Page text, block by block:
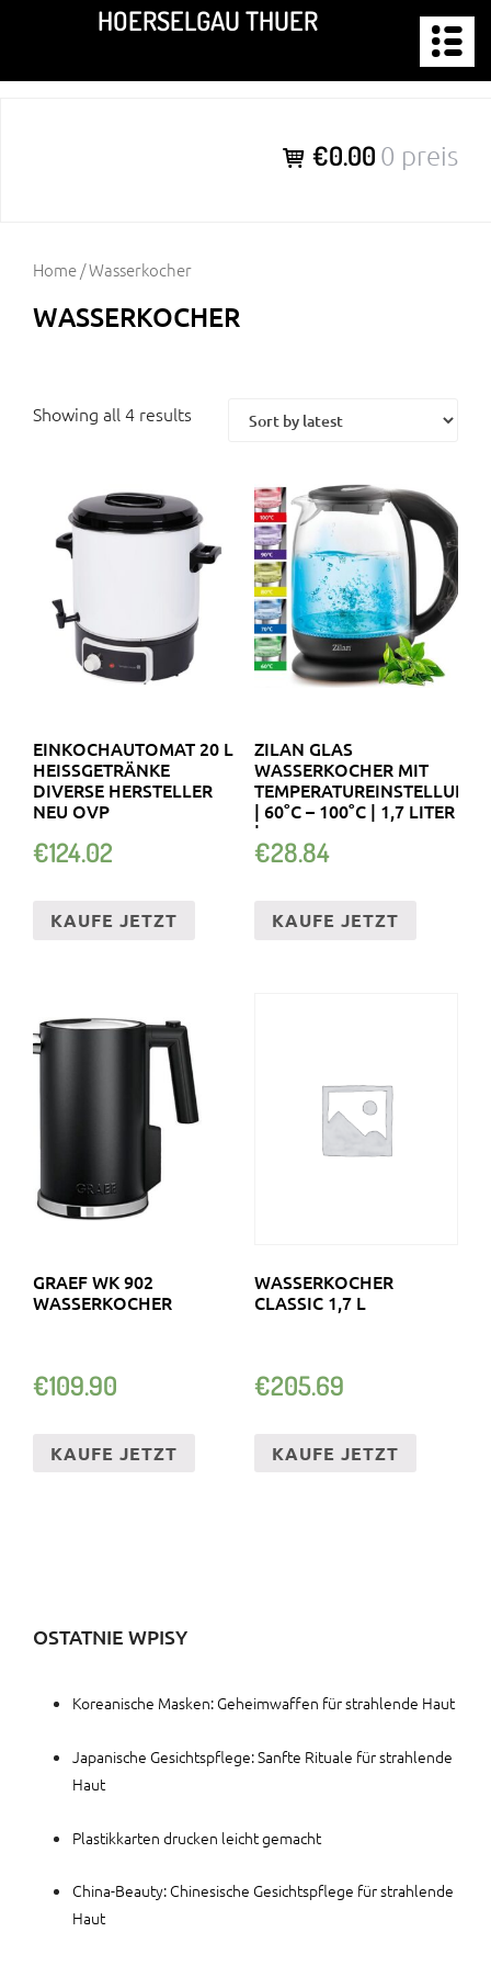
springen
HOERSELGAU THUER
€0.00 0 preis
Home/ Wasserkocher
WASSERKOCHER
Showing all 4 results
EINKOCHAUTOMAT 20 L
HEISSGETRÄNKE D
IVERSE HERSTELLER N
EU OVP
€124.02
KAUFE JETZT
ZILAN GLAS
WASSERKOCHER MIT
TEMPERATUREINSTELLUNG
| 60°C – 100°C | 1,7 LITER
| …
€28.84
KAUFE JETZT
GRAEF WK 902
WASSERKOCHER
€109.90
KAUFE JETZT
WASSERKOCHER
CLASSIC 1,7 L
€205.69
KAUFE JETZT
OSTATNIE WPISY
Koreanische Masken: Geheimwaffen für strahlende Haut
Japanische Gesichtspflege: Sanfte Rituale für strahlende
Haut
Plastikkarten drucken leicht gemacht
China-Beauty: Chinesische Gesichtspflege für strahlende
Haut